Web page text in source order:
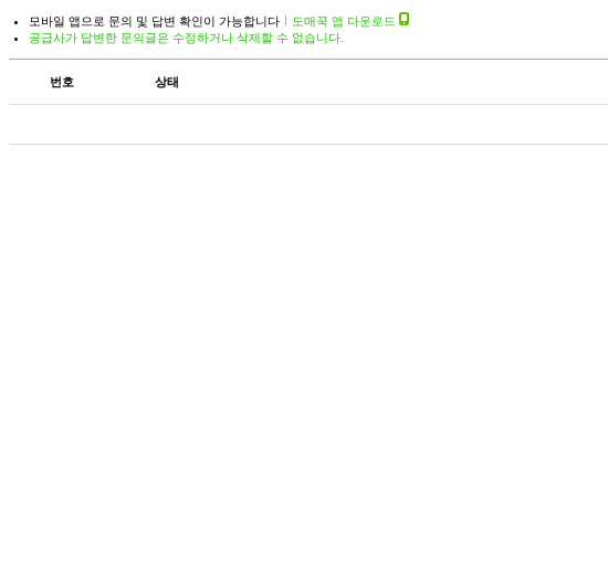
모바일 앱으로 문의 및 답변 확인이 가능합니다
도매꾹 앱 다운로드
공급사가 답변한 문의글은 수정하거나 삭제할 수 없습니다.
번호 상태